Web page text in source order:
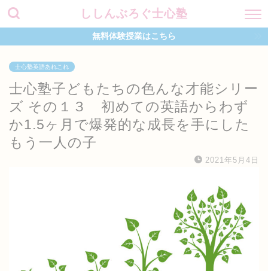
ししんぶろぐ士心塾
無料体験授業はこちら
士心塾英語あれこれ
士心塾子どもたちの色んな才能シリー
ズ その１３ 初めての英語からわず
か1.5ヶ月で爆発的な成長を手にした
もう一人の子
2021年5月4日